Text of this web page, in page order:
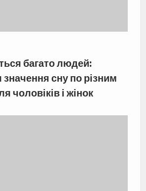
багато людей:
сну по різним
чоловіків і жінок